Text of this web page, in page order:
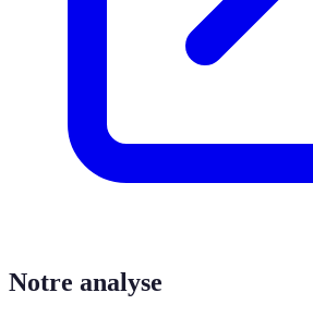
Notre analyse